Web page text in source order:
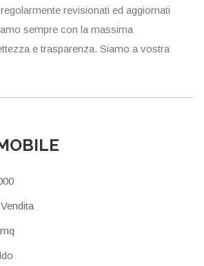
revisionati ed aggiornati
sempre con la massima
e trasparenza. Siamo a vostra